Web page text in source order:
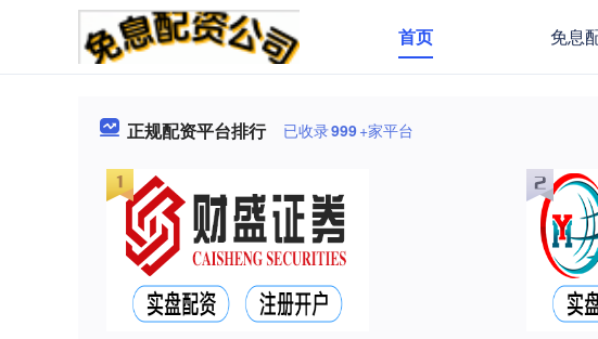
首页 免息
正规配资平台排行 已收录999+家平台